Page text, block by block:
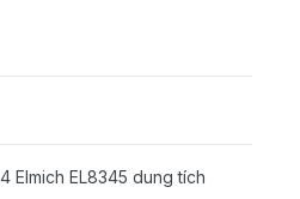
Elmich EL8345 dung tích